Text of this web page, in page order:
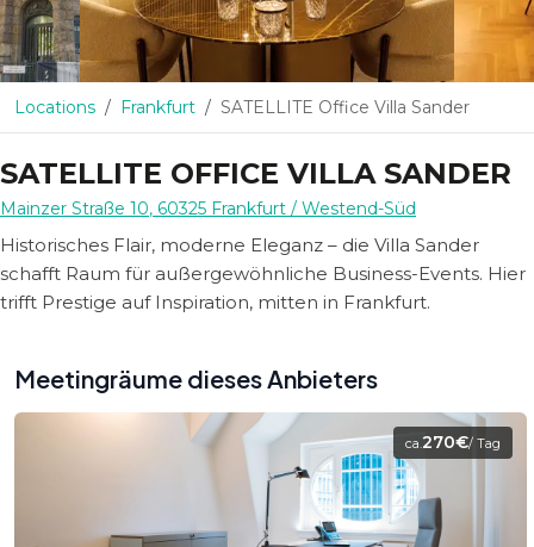
Locations Frankfurt SATELLITE Office Villa Sander
SATELLITE OFFICE VILLA SANDER
Mainzer Straße 10, 60325 Frankfurt / Westend-Süd
Historisches Flair, moderne Eleganz – die Villa Sander
schafft Raum für außergewöhnliche Business-Events. Hier
trifft Prestige auf Inspiration, mitten in Frankfurt.
Meetingräume dieses Anbieters
ca.270€/ Tag